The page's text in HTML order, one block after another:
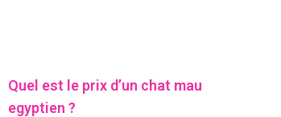
Quel est le prix d’un chat mau
egyptien ?